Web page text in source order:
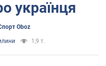
українця
Oboz
1,9 т.